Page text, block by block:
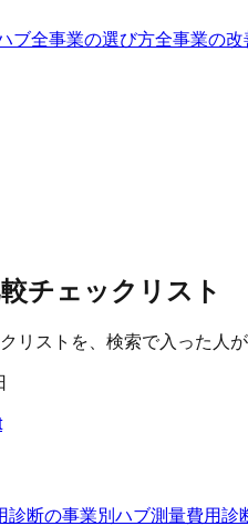
ブ全事業の選び方全事業の改
較チェックリスト
リストを、検索で入った人
診断の事業別ハブ測量費用診